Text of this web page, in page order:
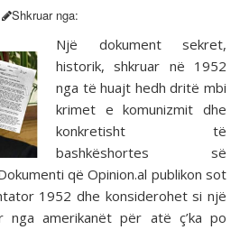
Shkruar nga:
Një dokument sekret,
historik, shkruar në 1952
nga të huajt hedh dritë mbi
krimet e komunizmit dhe
konkretisht të
bashkëshortes së
që Opinion.al publikon sot
1952 dhe konsiderohet si një
nga amerikanët për atë ç’ka po